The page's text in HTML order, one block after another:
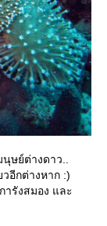
ษย์ต่างดาว..
อีกต่างหาก :)
ารังสมอง และ